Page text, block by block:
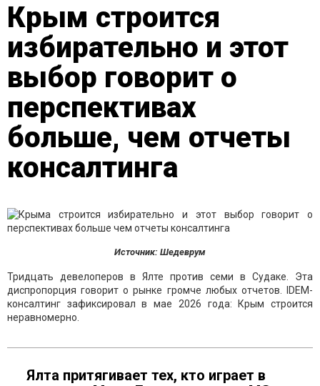
Крым строится
избирательно и этот
выбор говорит о
перспективах
больше, чем отчеты
консалтинга
Источник: Шедеврум
Тридцать девелоперов в Ялте против семи в Судаке. Эта
диспропорция говорит о рынке громче любых отчетов. IDEM-
консалтинг зафиксировал в мае 2026 года: Крым строится
неравномерно.
Ялта притягивает тех, кто играет в